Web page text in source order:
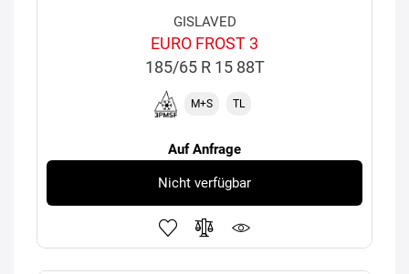
GISLAVED
EURO FROST 3
185/65 R 15 88T
M+S TL
Auf Anfrage
Nicht verfügbar